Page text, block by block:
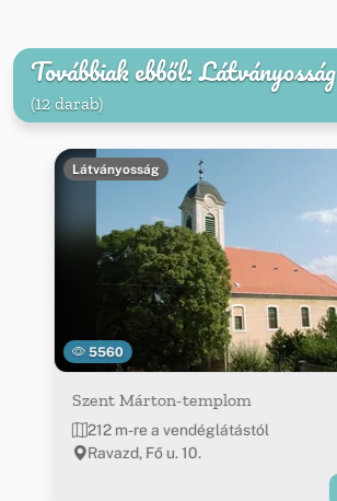
Továbbiak ebből: Látványosság
(12 darab)
5560
Látványosság
Szent Márton-templom
212 m-re a vendéglátástól
Ravazd, Fő u. 10.